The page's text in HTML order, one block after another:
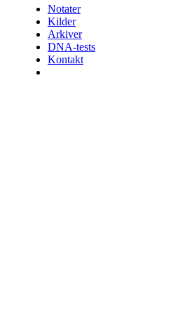
Notater
Kilder
Arkiver
DNA-tests
Kontakt